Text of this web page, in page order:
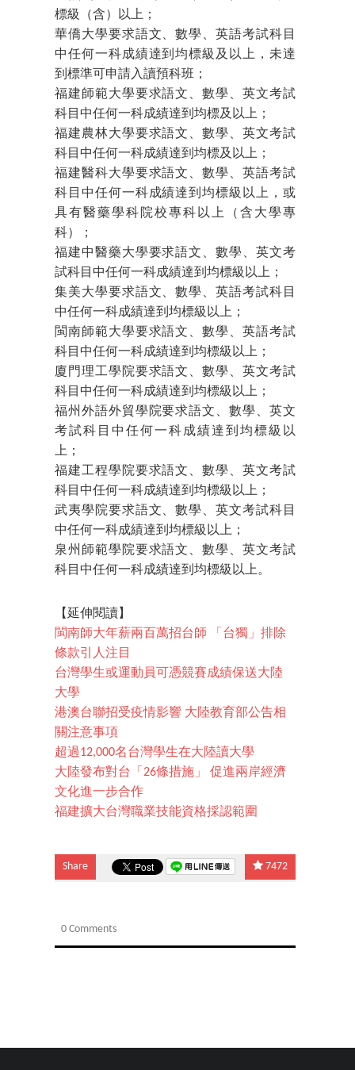
標級（含）以上；
華僑大學要求語文、數學、英語考試科目
中任何一科成績達到均標級及以上，未達
到標準可申請入讀預科班；
福建師範大學要求語文、數學、英文考試
科目中任何一科成績達到均標及以上；
福建農林大學要求語文、數學、英文考試
科目中任何一科成績達到均標及以上；
福建醫科大學要求語文、數學、英語考試
科目中任何一科成績達到均標級以上，或
具有醫藥學科院校專科以上（含大學專
科）；
福建中醫藥大學要求語文、數學、英文考
試科目中任何一科成績達到均標級以上；
集美大學要求語文、數學、英語考試科目
中任何一科成績達到均標級以上；
閩南師範大學要求語文、數學、英語考試
科目中任何一科成績達到均標級以上；
廈門理工學院要求語文、數學、英文考試
科目中任何一科成績達到均標級以上；
福州外語外貿學院要求語文、數學、英文
考試科目中任何一科成績達到均標級以
上；
福建工程學院要求語文、數學、英文考試
科目中任何一科成績達到均標級以上；
武夷學院要求語文、數學、英文考試科目
中任何一科成績達到均標級以上；
泉州師範學院要求語文、數學、英文考試
科目中任何一科成績達到均標級以上。
【延伸閱讀】
閩南師大年薪兩百萬招台師 「台獨」排除
條款引人注目
台灣學生或運動員可憑競賽成績保送大陸
大學
港澳台聯招受疫情影響 大陸教育部公告相
關注意事項
超過12,000名台灣學生在大陸讀大學
大陸發布對台「26條措施」 促進兩岸經濟
文化進一步合作
福建擴大台灣職業技能資格採認範圍
Share 7472
0 Comments